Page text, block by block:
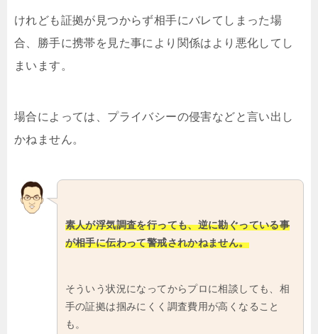
けれども証拠が見つからず相手にバレてしまった場
合、勝手に携帯を見た事により関係はより悪化してし
まいます。
場合によっては、プライバシーの侵害などと言い出し
かねません。
素人が浮気調査を行っても、逆に勘ぐっている事
が相手に伝わって警戒されかねません。
そういう状況になってからプロに相談しても、相
手の証拠は掴みにくく調査費用が高くなること
も。